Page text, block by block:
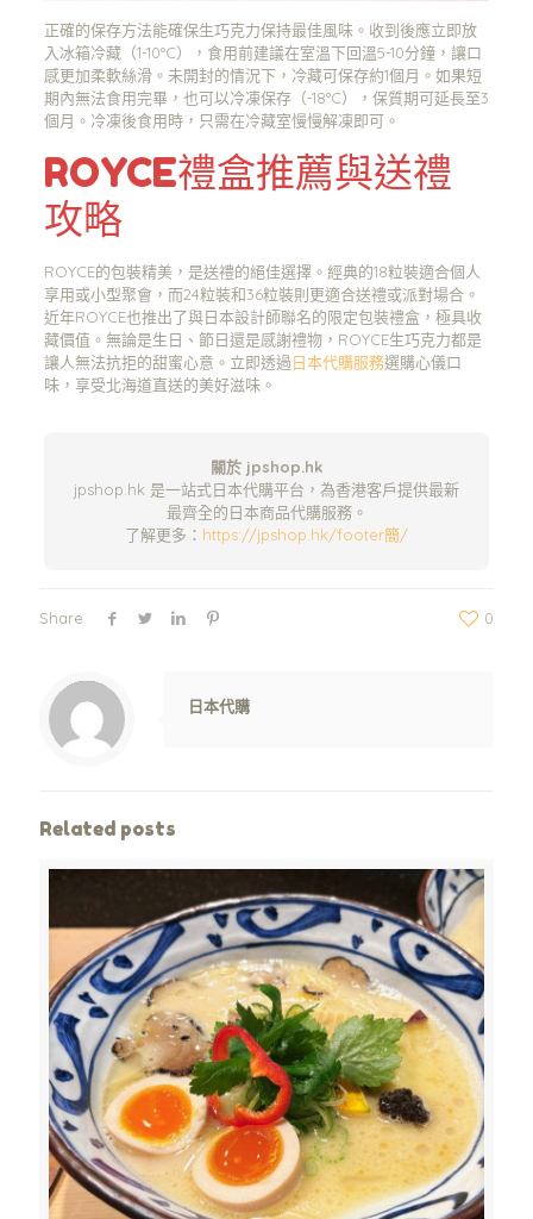
正確的保存方法能確保生巧克力保持最佳風味。收到後應立即放
入冰箱冷藏（1-10°C），食用前建議在室溫下回溫5-10分鐘，讓口
感更加柔軟絲滑。未開封的情況下，冷藏可保存約1個月。如果短
期內無法食用完畢，也可以冷凍保存（-18°C），保質期可延長至3
個月。冷凍後食用時，只需在冷藏室慢慢解凍即可。
ROYCE禮盒推薦與送禮
攻略
ROYCE的包裝精美，是送禮的絕佳選擇。經典的18粒裝適合個人
享用或小型聚會，而24粒裝和36粒裝則更適合送禮或派對場合。
近年ROYCE也推出了與日本設計師聯名的限定包裝禮盒，極具收
藏價值。無論是生日、節日還是感謝禮物，ROYCE生巧克力都是
讓人無法抗拒的甜蜜心意。立即透過日本代購服務選購心儀口
味，享受北海道直送的美好滋味。
關於 jpshop.hk
jpshop.hk 是一站式日本代購平台，為香港客戶提供最新
最齊全的日本商品代購服務。
了解更多： https://jpshop.hk/footer簡/
Share 0
Warning
/www/wwwroot/jpshop.hk/wp-content/themes/betheme/includes/content-single.php
on line
286
日本代購
Related posts